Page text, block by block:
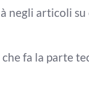
negli articoli
fa la parte